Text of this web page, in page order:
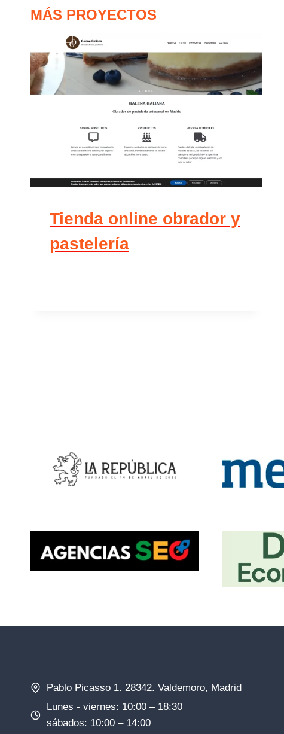
MÁS PROYECTOS
Tienda online obrador y
pastelería
Pablo Picasso 1. 28342. Valdemoro, Madrid
Lunes - viernes: 10:00 – 18:30
sábados: 10:00 – 14:00